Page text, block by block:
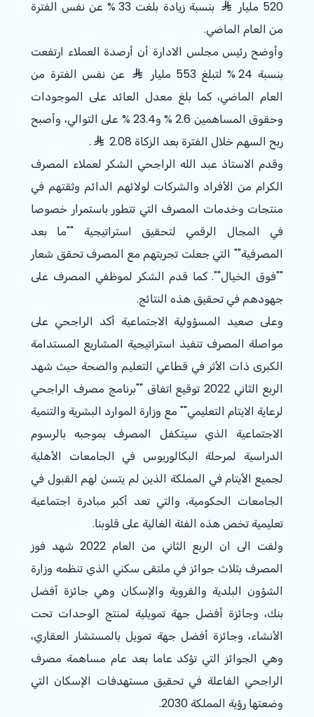
520 مليار
بنسبة زيادة بلغت % 33عن نفس الفترة
من العام الماضي.
وأوضح رئيس مجلس الادارة أن أرصدة العملاء ارتفعت
بنسبة % 24لتبلغ 553 مليار
عن نفس الفترة من
العام الماضي، كما بلغ معدل العائد على الموجودات
وحقوق المساهمين % 2.6 و% 23.4 على التوالي، وأصبح
ربح السهم خلال الفترة بعد الزكاة 2.08
.
وقدم الاستاذ عبد الله الراجحي الشكر لعملاء المصرف
الكرام من الأفراد والشركات لولائهم الدائم وثقتهم في
منتجات وخدمات المصرف التي تتطور باستمرار خصوصا
في المجال الرقمي لتحقيق استراتيجية ""ما بعد
المصرفية"" التي جعلت تجربتهم مع المصرف تحقق شعار
""فوق الخيال"". كما قدم الشكر لموظفي المصرف على
جهودهم في تحقيق هذه النتائج.
وعلى صعيد المسؤولية الاجتماعية أكد الراجحي على
مواصلة المصرف تنفيذ استراتيجية المشاريع المستدامة
الكبرى ذات الأثر في قطاعي التعليم والصحة حيث شهد
الربع الثاني 2022 توقيع اتفاق ""برنامج مصرف الراجحي
لرعاية الايتام التعليمي"" مع وزارة الموارد البشرية والتنمية
الاجتماعية الذي سيتكفل المصرف بموجبه بالرسوم
الدراسية لمرحلة البكالوريوس في الجامعات الأهلية
لجميع الأيتام في المملكة الذين لم يتسن لهم القبول في
الجامعات الحكومية، والتي تعد أكبر مبادرة اجتماعية
تعليمية تخص هذه الفئة الغالية على قلوبنا.
ولفت الى ان الربع الثاني من العام 2022 شهد فوز
المصرف بثلاث جوائز في ملتقى سكني الذي تنظمه وزارة
الشؤون البلدية والقروية والإسكان وهي جائزة أفضل
بنك، وجائزة أفضل جهة تمويلية لمنتج الوحدات تحت
الأنشاء، وجائزة أفضل جهة تمويل بالمستشار العقاري،
وهي الجوائز التي تؤكد عاما بعد عام مساهمة مصرف
الراجحي الفاعلة في تحقيق مستهدفات الإسكان التي
وضعتها رؤية المملكة 2030.